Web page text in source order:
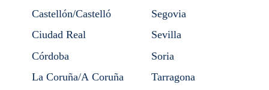
Castellón/Castelló
Ciudad Real
Córdoba
La Coruña/A Coruña
Segovia
Sevilla
Soria
Tarragona